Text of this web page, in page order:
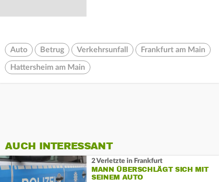
Auto Betrug Verkehrsunfall Frankfurt am Main
Hattersheim am Main
AUCH INTERESSANT
2 Verletzte in Frankfurt
MANN ÜBERSCHLÄGT SICH MIT
SEINEM AUTO